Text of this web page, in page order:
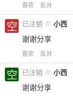
喜欢 反对
已注销 @ 小西
谢谢分享
喜欢 反对
已注销 @ 小西
谢谢分享